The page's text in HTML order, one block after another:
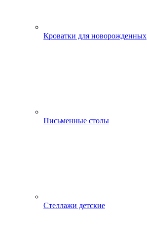
Кроватки для новорожденных
Письменные столы
Стеллажи детские